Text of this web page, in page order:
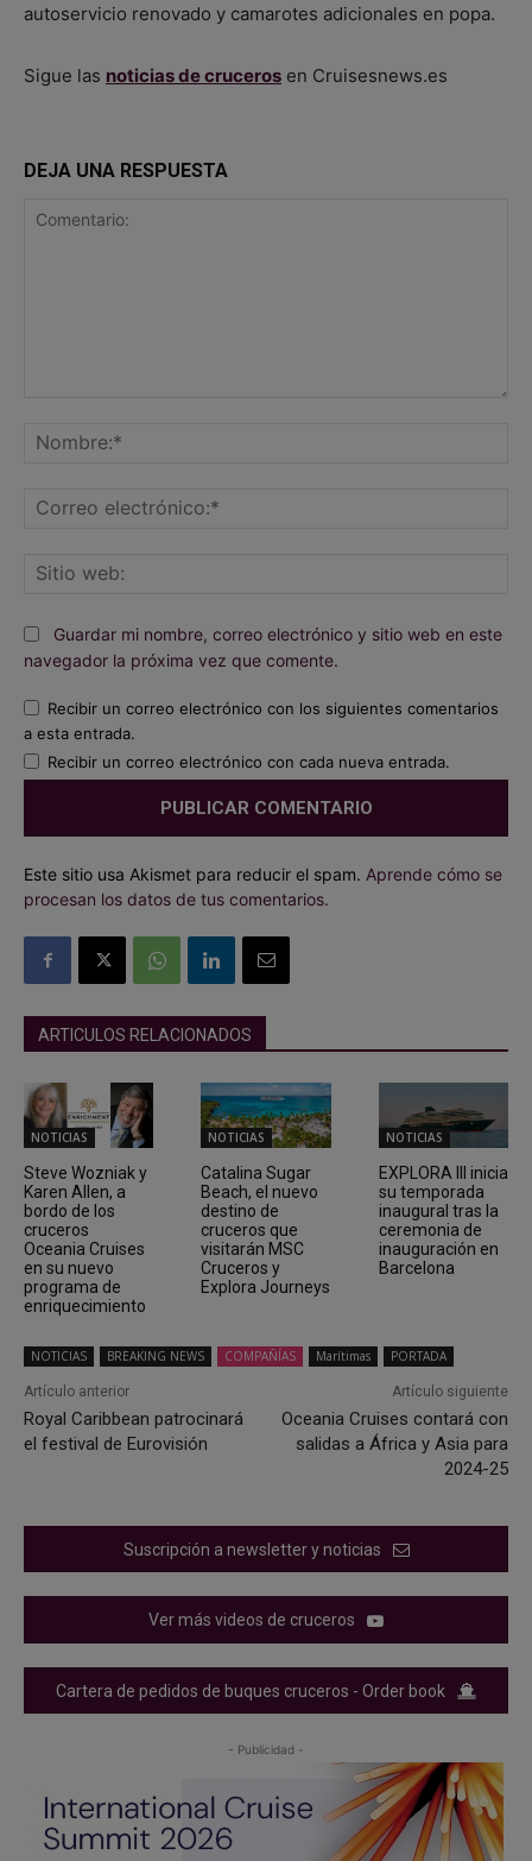
autoservicio renovado y camarotes adicionales en popa.
Sigue las noticias de cruceros en Cruisesnews.es
DEJA UNA RESPUESTA
Guardar mi nombre, correo electrónico y sitio web en este
navegador la próxima vez que comente.
Recibir un correo electrónico con los siguientes comentarios
a esta entrada.
Recibir un correo electrónico con cada nueva entrada.
Este sitio usa Akismet para reducir el spam. Aprende cómo se
procesan los datos de tus comentarios.
ARTICULOS RELACIONADOS
NOTICIAS
Steve Wozniak y
Karen Allen, a
bordo de los
cruceros
Oceania Cruises
en su nuevo
programa de
enriquecimiento
NOTICIAS
Catalina Sugar
Beach, el nuevo
destino de
cruceros que
visitarán MSC
Cruceros y
Explora Journeys
NOTICIAS
EXPLORA III inicia
su temporada
inaugural tras la
ceremonia de
inauguración en
Barcelona
NOTICIAS BREAKING NEWS COMPAÑÍAS Marítimas PORTADA
Artículo anterior
Royal Caribbean patrocinará
el festival de Eurovisión
Artículo siguiente
Oceania Cruises contará con
salidas a África y Asia para
2024-25
Suscripción a newsletter y noticias
Ver más videos de cruceros
Cartera de pedidos de buques cruceros - Order book
- Publicidad -